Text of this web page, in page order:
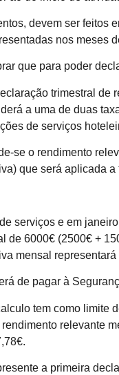
devem ser feitos
nos meses
que para poder
trimestral de
a uma de duas
de serviços
se o rendimento
que será aplicada
serviços e em
de 6000€ (2500€ +
mensal
de pagar à
tem como limite
relevante
a primeira